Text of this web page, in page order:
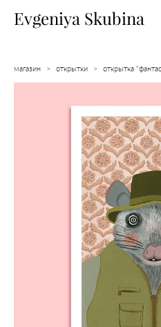
Evgeniya Skubina
магазин > открытки > открытка